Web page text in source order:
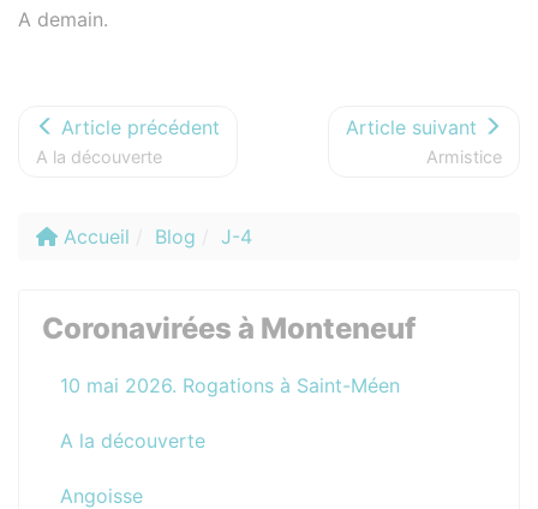
A demain.
Article précédent
A la découverte
Article suivant
Armistice
Accueil Blog J-4
Coronavirées à Monteneuf
10 mai 2026. Rogations à Saint-Méen
A la découverte
Angoisse